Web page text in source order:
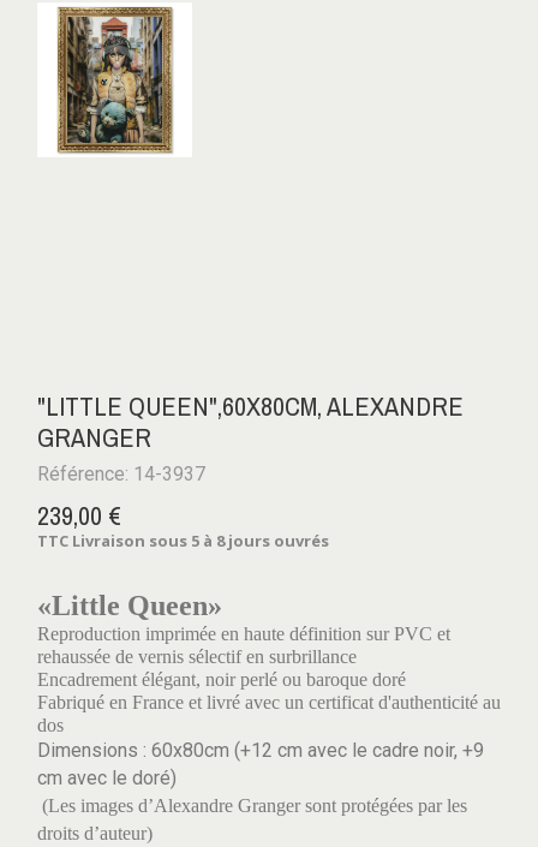
"LITTLE QUEEN",60X80CM, ALEXANDRE
GRANGER
Référence: 14-3937
239,00 €
TTC Livraison sous 5 à 8 jours ouvrés
«Little Queen»
Reproduction imprimée en haute définition sur PVC et
rehaussée de vernis sélectif en surbrillance
Encadrement élégant, noir perlé ou baroque doré
Fabriqué en France et livré avec un certificat d'authenticité au
dos
Dimensions : 60x80cm (+12 cm avec le cadre noir, +9
cm avec le doré)
(Les images d’Alexandre Granger sont protégées par les
droits d’auteur)